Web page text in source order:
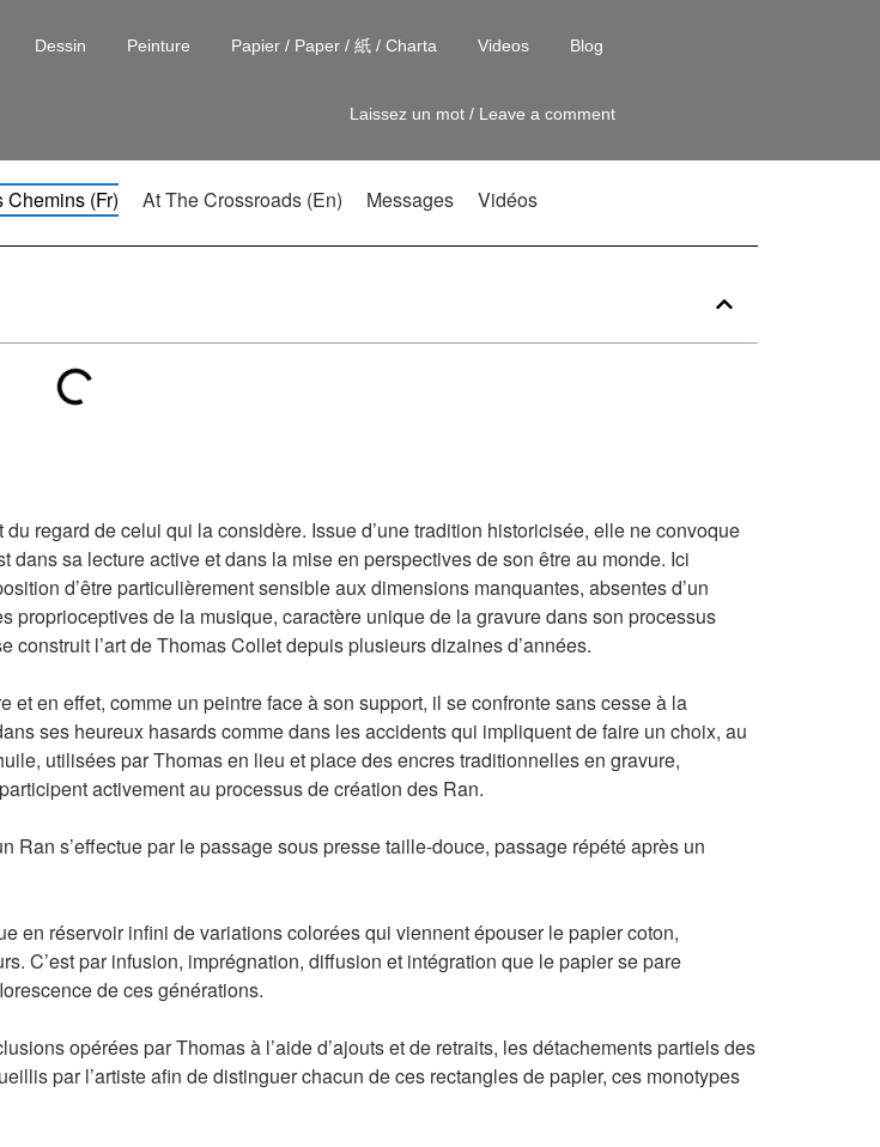
Dessin Peinture Papier / Paper / 紙 / Charta Videos Blog
Laissez un mot / Leave a comment
(Fr) At The Crossroads (En) Messages Vidéos
regard de celui qui la considère. Issue d’une tradition historicisée, elle ne convoque
sa lecture active et dans la mise en perspectives de son être au monde. Ici
d’être particulièrement sensible aux dimensions manquantes, absentes d’un
proprioceptives de la musique, caractère unique de la gravure dans son processus
l’art de Thomas Collet depuis plusieurs dizaines d’années.
en effet, comme un peintre face à son support, il se confronte sans cesse à la
ses heureux hasards comme dans les accidents qui impliquent de faire un choix, au
utilisées par Thomas en lieu et place des encres traditionnelles en gravure,
activement au processus de création des Ran.
s’effectue par le passage sous presse taille-douce, passage répété après un
en réservoir infini de variations colorées qui viennent épouser le papier coton,
C’est par infusion, imprégnation, diffusion et intégration que le papier se pare
de ces générations.
opérées par Thomas à l’aide d’ajouts et de retraits, les détachements partiels des
par l’artiste afin de distinguer chacun de ces rectangles de papier, ces monotypes